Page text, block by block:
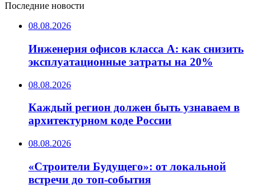
Последние новости
08.08.2026
Инженерия офисов класса А: как снизить
эксплуатационные затраты на 20%
08.08.2026
Каждый регион должен быть узнаваем в
архитектурном коде России
08.08.2026
«Строители Будущего»: от локальной
встречи до топ-события